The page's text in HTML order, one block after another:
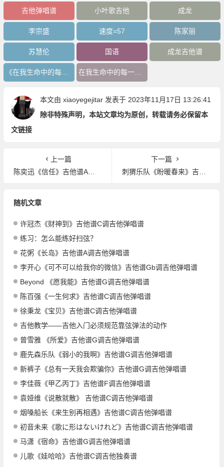
吉他弹唱谱 小叶歌吉他 成龙
李宗盛 速度=57 陈家丽
苏慧伦 国语 成龙吉他谱
《在我生命中的每一天》吉他谱 在我生命中的每一天吉他谱
本文由 xiaoyegejitar发表于 2023年11月17日 13:26:41
除非特殊声明，本站文章均为原创，转载请务必保留本
文链接
上一篇
陈奕迅《信任》吉他谱A调吉他弹唱谱
下一篇
刺猬乐队《盼暖春来》吉他谱C调吉他弹唱谱
随机文章
许冠杰《财神到》吉他谱C调吉他弹唱谱
练习：怎么能练好扫弦？
花粥《长岛》吉他谱A调吉他弹唱谱
李开心《可不可以给我你的微信》吉他谱Gb调吉他弹唱谱
Beyond 《愿我能》吉他谱G调吉他弹唱谱
陈百强《一生何求》吉他谱C调吉他弹唱谱
徐秉龙《宝贝》吉他谱C调吉他弹唱谱
吉他教学——吉他入门必须规范靠弦弹法的动作
曾雪雅 《所爱》吉他谱G调吉他弹唱谱
鹿先森乐队《弱小的我啊》吉他谱G调吉他弹唱谱
新裤子《总有一天我会欺骗你》吉他谱G调吉他弹唱谱
李佳薇《甲乙丙丁》吉他谱F调吉他弹唱谱
袁娅维《说散就散》 吉他谱C调吉他弹唱谱
烟嗓船长《来生别再相遇》吉他谱C调吉他弹唱谱
初音未来《歌に形はないけれど》吉他谱C调吉他弹唱谱
马潇《宿命》吉他谱G调吉他弹唱谱
儿歌《娃哈哈》吉他谱C调吉他独奏谱